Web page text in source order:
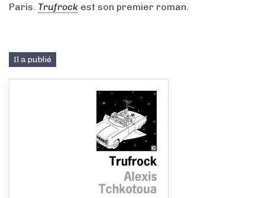
Paris. Trufrock est son premier roman.
Il a publié